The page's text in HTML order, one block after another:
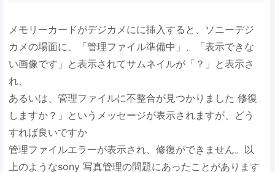
メモリーカードがデジカメにに挿入すると、ソニーデジ
カメの場面に、「管理ファイル準備中」、「表示できな
い画像です」と表示されてサムネイルが「？」と表示さ
れ、
あるいは、管理ファイルに不整合が見つかりました 修復
しますか？」というメッセージが表示されますが、どう
すれば良いですか
管理ファイルエラーが表示され、修復ができません。以
上のようなsony 写真管理の問題にあったことがあります